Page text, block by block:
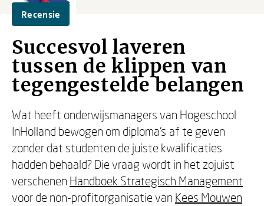
Recensie
Succesvol laveren
tussen de klippen van
tegengestelde belangen
Wat heeft onderwijsmanagers van Hogeschool
InHolland bewogen om diploma’s af te geven
zonder dat studenten de juiste kwalificaties
hadden behaald? Die vraag wordt in het zojuist
verschenen Handboek Strategisch Management
voor de non-profitorganisatie van Kees Mouwen